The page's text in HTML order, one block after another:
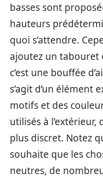
basses sont
hauteurs
quoi s’attendre.
ajoutez un tabouret
c’est une bouffée
s’agit d’un élément
motifs et des
utilisés à
plus discret. Notez
souhaite que les
neutres, de